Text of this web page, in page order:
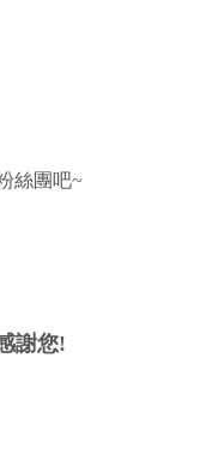
絲團吧~
謝您!